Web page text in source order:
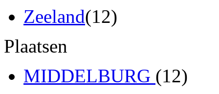
Zeeland(12)
Plaatsen
MIDDELBURG (12)